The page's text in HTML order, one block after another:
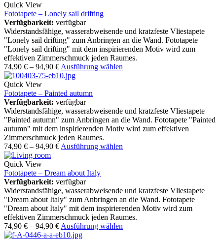
Quick View
Fototapete – Lonely sail drifting
Verfügbarkeit: verfügbar
Widerstandsfähige, wasserabweisende und kratzfeste Vliestapete
"Lonely sail drifting" zum Anbringen an die Wand. Fototapete
"Lonely sail drifting" mit dem inspirierenden Motiv wird zum
effektiven Zimmerschmuck jeden Raumes.
74,90 € – 94,90 € Ausführung wählen
Quick View
Fototapete – Painted autumn
Verfügbarkeit: verfügbar
Widerstandsfähige, wasserabweisende und kratzfeste Vliestapete
"Painted autumn" zum Anbringen an die Wand. Fototapete "Painted
autumn" mit dem inspirierenden Motiv wird zum effektiven
Zimmerschmuck jeden Raumes.
74,90 € – 94,90 € Ausführung wählen
Quick View
Fototapete – Dream about Italy
Verfügbarkeit: verfügbar
Widerstandsfähige, wasserabweisende und kratzfeste Vliestapete
"Dream about Italy" zum Anbringen an die Wand. Fototapete
"Dream about Italy" mit dem inspirierenden Motiv wird zum
effektiven Zimmerschmuck jeden Raumes.
74,90 € – 94,90 € Ausführung wählen